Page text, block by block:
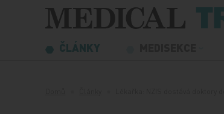
Přeskočit na obsah
ČLÁNKY